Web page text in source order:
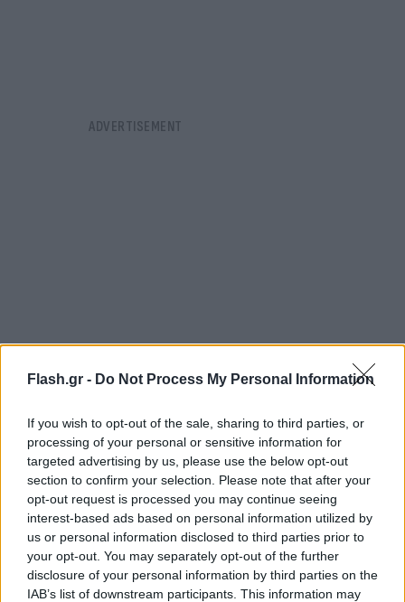
Flash.gr - Do Not Process My Personal Information
If you wish to opt-out of the sale, sharing to third parties, or
processing of your personal or sensitive information for
targeted advertising by us, please use the below opt-out
section to confirm your selection. Please note that after your
opt-out request is processed you may continue seeing
interest-based ads based on personal information utilized by
us or personal information disclosed to third parties prior to
your opt-out. You may separately opt-out of the further
disclosure of your personal information by third parties on the
IAB’s list of downstream participants. This information may
«Έχουμε επίγνωση της υποκρισίας όσων μας
κουνούν το δάχτυλο λέγοντας “μην το κάνετε”. Δεν
λαμβάνουμε ποτέ υπόψη αυτές τις ανειλικρινείς
δηλώσεις. Θα συνεχίσουμε τις επιχειρήσεις
σύμφωνα με τις προτεραιότητες ασφαλείας της
χώρας μας και τον δικό μας σχεδιασμό» πρόσθεσε
ο Τούρκος πρόεδρος.